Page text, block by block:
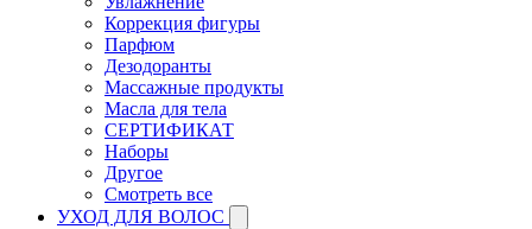
Коррекция фигуры
Парфюм
Дезодоранты
Массажные продукты
Масла для тела
СЕРТИФИКАТ
Наборы
Другое
Смотреть все
УХОД ДЛЯ ВОЛОС